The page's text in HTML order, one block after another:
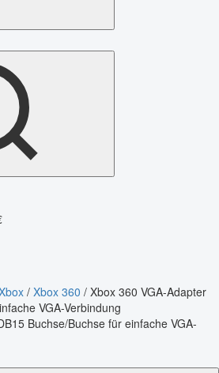
/ Xbox 360 / Xbox 360 VGA-Adapter
VGA-Verbindung